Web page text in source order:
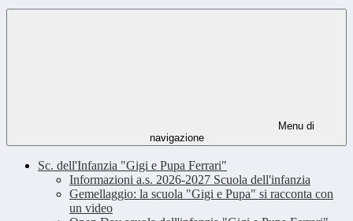
Menu di
navigazione
Sc. dell'Infanzia "Gigi e Pupa Ferrari"
Informazioni a.s. 2026-2027 Scuola dell'infanzia
Gemellaggio: la scuola "Gigi e Pupa" si racconta con
un video